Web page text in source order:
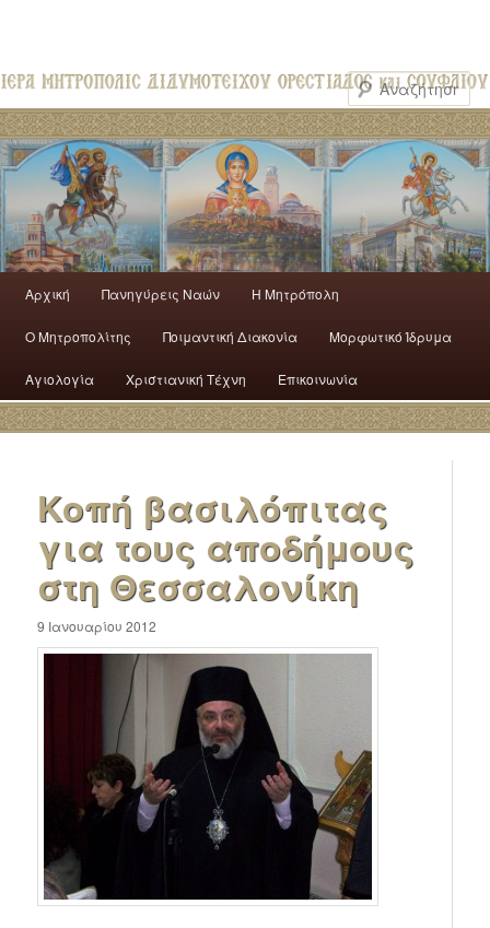
Αρχική Πανηγύρεις Ναών H Mητρόπολη
Ο Mητροπολίτης Ποιμαντική Διακονία Μορφωτικό Ίδρυμα
Αγιολογία Χριστιανική Τέχνη Επικοινωνία
Κοπή βασιλόπιτας
για τους αποδήμους
στη Θεσσαλονίκη
9 Ιανουαρίου 2012